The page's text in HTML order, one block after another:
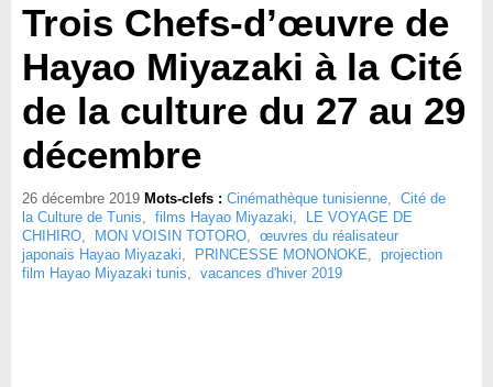
Trois Chefs-d’œuvre de
Hayao Miyazaki à la Cité
de la culture du 27 au 29
décembre
26 décembre 2019 Mots-clefs : Cinémathèque tunisienne, Cité de
la Culture de Tunis, films Hayao Miyazaki,
LE VOYAGE DE
CHIHIRO, MON VOISIN TOTORO, œuvres du réalisateur
japonais Hayao Miyazaki, PRINCESSE MONONOKE, projection
film Hayao Miyazaki tunis, vacances d'hiver 2019